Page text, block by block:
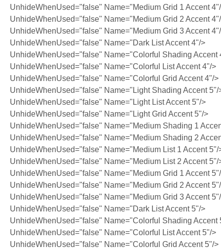
UnhideWhenUsed="false" Name="Medium Grid 1 Accent
UnhideWhenUsed="false" Name="Medium Grid 2 Accent
UnhideWhenUsed="false" Name="Medium Grid 3 Accent
UnhideWhenUsed="false" Name="Dark List Accent 4"/>
UnhideWhenUsed="false" Name="Colorful Shading Accent
UnhideWhenUsed="false" Name="Colorful List Accent 4"/>
UnhideWhenUsed="false" Name="Colorful Grid Accent 4"/>
UnhideWhenUsed="false" Name="Light Shading Accent 5"/
UnhideWhenUsed="false" Name="Light List Accent 5"/>
UnhideWhenUsed="false" Name="Light Grid Accent 5"/>
UnhideWhenUsed="false" Name="Medium Shading 1
UnhideWhenUsed="false" Name="Medium Shading 2
UnhideWhenUsed="false" Name="Medium List 1 Accent 5"/
UnhideWhenUsed="false" Name="Medium List 2 Accent 5"/
UnhideWhenUsed="false" Name="Medium Grid 1 Accent
UnhideWhenUsed="false" Name="Medium Grid 2 Accent
UnhideWhenUsed="false" Name="Medium Grid 3 Accent
UnhideWhenUsed="false" Name="Dark List Accent 5"/>
UnhideWhenUsed="false" Name="Colorful Shading Accent
UnhideWhenUsed="false" Name="Colorful List Accent 5"/>
UnhideWhenUsed="false" Name="Colorful Grid Accent 5"/>